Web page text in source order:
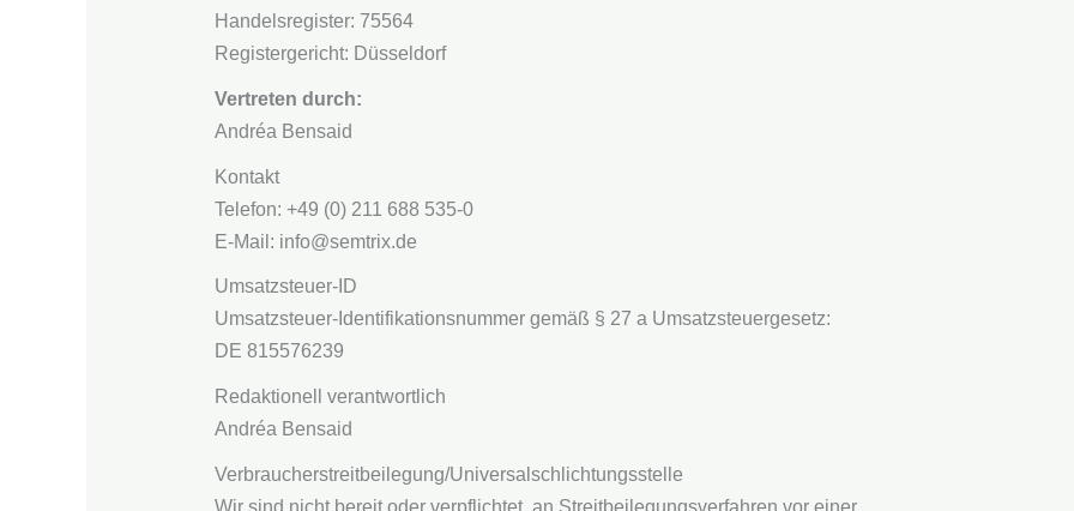
Handelsregister: 75564
Registergericht: Düsseldorf
Vertreten durch:
Andréa Bensaid
Kontakt
Telefon: +49 (0) 211 688 535-0
E-Mail: info@semtrix.de
Umsatzsteuer-ID
Umsatzsteuer-Identifikationsnummer gemäß § 27 a Umsatzsteuergesetz:
DE 815576239
Redaktionell verantwortlich
Andréa Bensaid
Verbraucher­streit­beilegung/Universal­schlichtungs­stelle
Wir sind nicht bereit oder verpflichtet, an Streitbeilegungsverfahren vor einer